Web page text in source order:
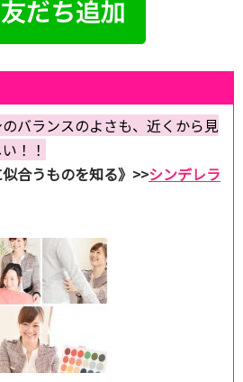
バランスのよさも、近くから見
！！
合うものを知る》>>シンデレラ